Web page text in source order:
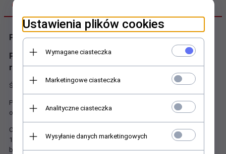
OPIS PRODUKTU
Plac zabaw 29
Place zabaw które to będą przyciągać swoimi
rozmiarami oraz wyglądem.
Świetnie wykonany plac zabaw dla dzieci i młodzieży.
Piękne place zabaw które będą montowane w placówce
oświatowej, ciekawe moduły wykonane z plastiku LLDPE.
Całość metal galwanizowany i malowany proszkowo słupy nośne
114mm, platformy 116x116cm pokryte PVC w standardzie -
bezpieczeństwo dla dzieci przed skaleczeniem.
Ustawienia plików cookies
Wymagane ciasteczka
Marketingowe ciasteczka
Analityczne ciasteczka
Wysyłanie danych marketingowych